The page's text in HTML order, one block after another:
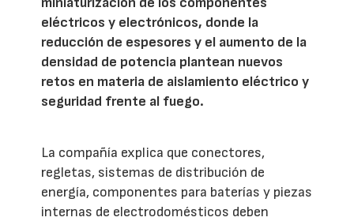
eléctricos y electrónicos, donde la
reducción de espesores y el aumento de la
densidad de potencia plantean nuevos
retos en materia de aislamiento eléctrico y
seguridad frente al fuego.
La compañía explica que conectores,
regletas, sistemas de distribución de
energía, componentes para baterías y piezas
internas de electrodomésticos deben